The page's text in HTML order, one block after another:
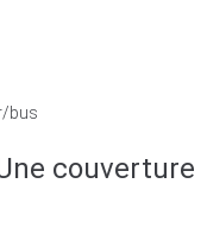
bus
couverture